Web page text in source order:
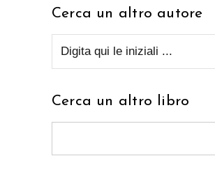
Cerca un altro autore
Cerca un altro libro